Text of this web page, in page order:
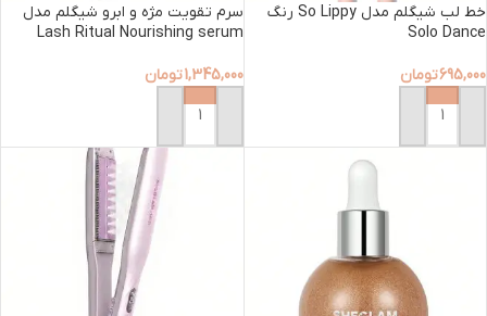
خط لب شیگلم مدل So Lippy رنگ
Solo Dance
695,000تومان
افزودن به سبد خرید
سرم تقویت مژه و ابرو شیگلم مدل
Lash Ritual Nourishing serum
1,345,000تومان
افزودن به سبد خرید